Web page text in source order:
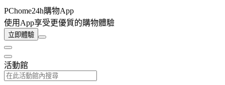
PChome24h購物App
使用App享受更優質的購物體驗
立即體驗
活動館